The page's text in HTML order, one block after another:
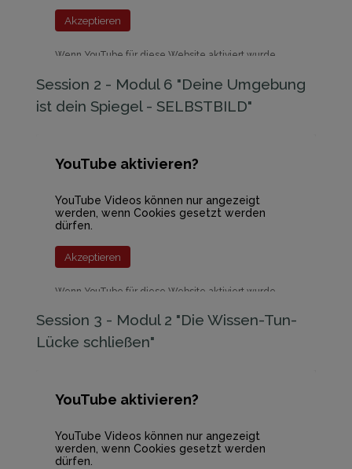
Akzeptieren
Wenn YouTube für diese Website aktiviert wurde,
von YouTube: hier
Session 2 - Modul 6 "Deine Umgebung
ist dein Spiegel - SELBSTBILD"
YouTube aktivieren?
YouTube Videos können nur angezeigt
werden, wenn Cookies gesetzt werden
dürfen.
Akzeptieren
Wenn YouTube für diese Website aktiviert wurde,
von YouTube:
hier
Session 3 - Modul 2 "Die Wissen-Tun-
Lücke schließen"
YouTube aktivieren?
YouTube Videos können nur angezeigt
werden, wenn Cookies gesetzt werden
dürfen.